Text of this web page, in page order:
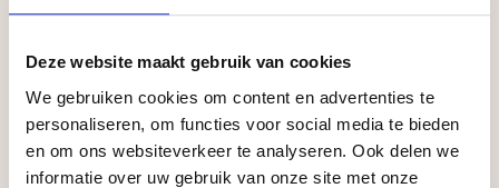
Deze website maakt gebruik van cookies
We gebruiken cookies om content en advertenties te
personaliseren, om functies voor social media te bieden
en om ons websiteverkeer te analyseren. Ook delen we
informatie over uw gebruik van onze site met onze
Je zou ook kunnen houden van …